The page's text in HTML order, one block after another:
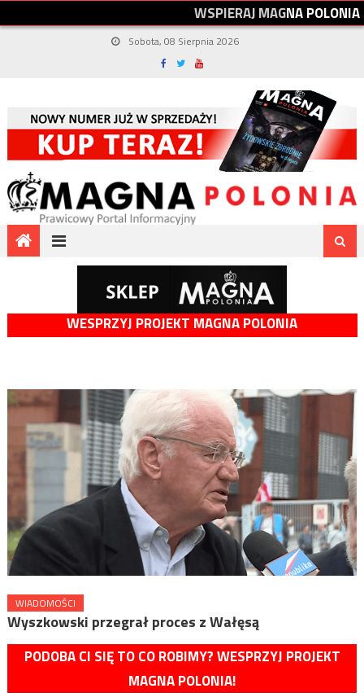
WSPIERAJMAGNAPOLONIA
Sobota, 08 Sierpnia 2026
WESPRZYJ PROJEKT MAGNA POLONIA
WIADOMOŚCI
Wyszkowski przegrał proces z Wałęsą
PODOBA CI SIĘ TO CO ROBIMY? WESPRZYJ PROJEKT
MAGNA POLONIA!